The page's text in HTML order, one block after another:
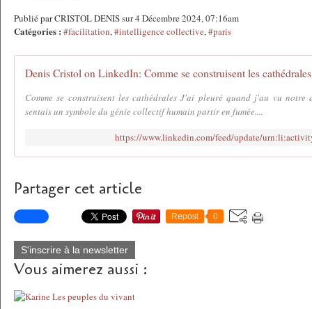
Publié par CRISTOL DENIS sur 4 Décembre 2024, 07:16am
Catégories : #facilitation,#intelligence collective,#paris
Comme se construisent les cathédrales J'ai pleuré quand j'au vu notre
sentais un symbole du génie collectif humain partir en fumée....
https://www.linkedin.com/feed/update/
Partager cet article
Repost 0
S'inscrire à la newsletter
Vous aimerez aussi :